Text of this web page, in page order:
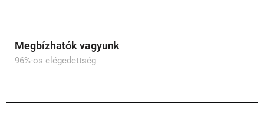
Megbízhatók vagyunk
96%-os elégedettség